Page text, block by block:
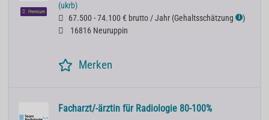
Premium
(ukrb)
67.500 - 74.100 € brutto / Jahr (Gehaltsschätzung ℹ )
16816 Neuruppin
Merken
Facharzt/-ärztin für Radiologie 80-100%